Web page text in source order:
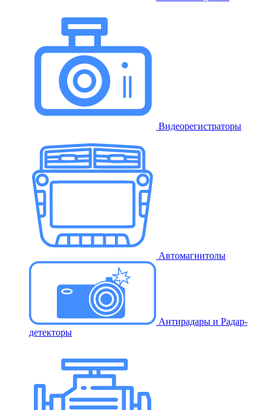
Видеорегистраторы
Автомагнитолы
Антирадары и Радар-
детекторы